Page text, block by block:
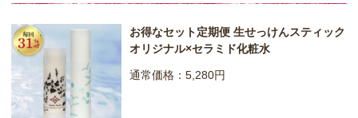
お得なセット定期便 生せっけんスティック
オリジナル×セラミド化粧水
通常価格：5,280円